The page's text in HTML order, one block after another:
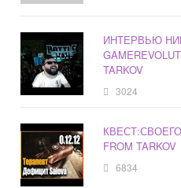
ИНТЕРВЬЮ
TARKOV
3024
FROM TARKOV
6834